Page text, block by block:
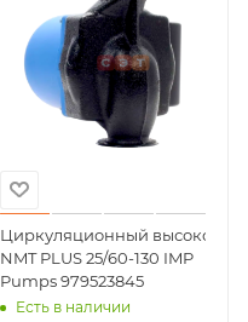
Циркуляционный
NMT PLUS 25/60-130 IMP
Pumps 979523845
Есть в наличии